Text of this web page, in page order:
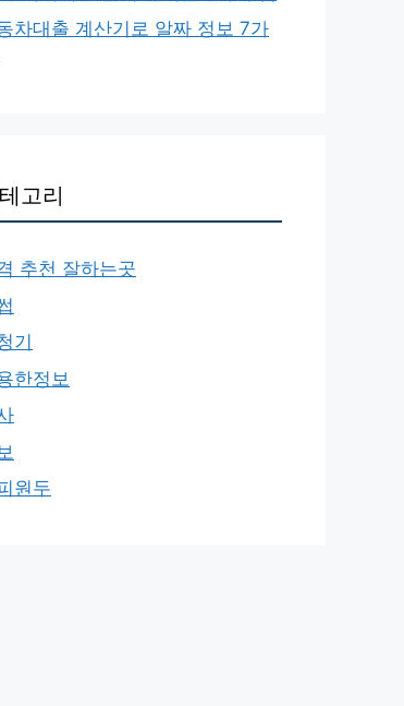
차대출 계산기로 알짜 정보 7가
고리
추천 잘하는곳
기
한정보
원두